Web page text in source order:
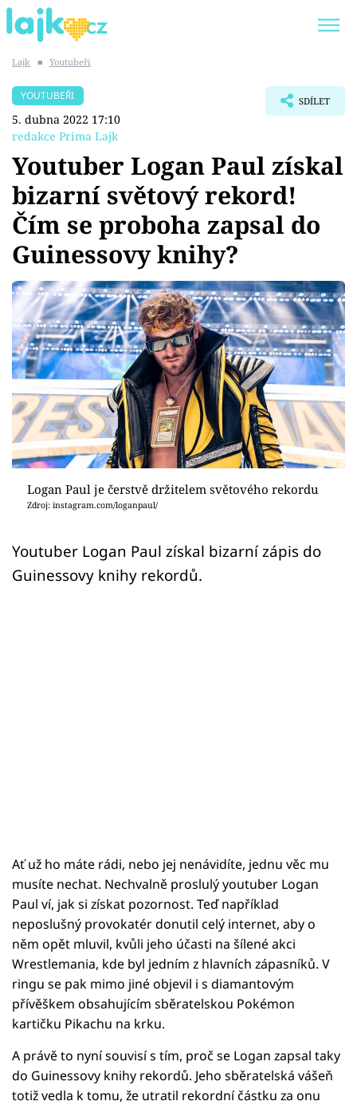
SHOPAHOLICADEL
Témata
Showbyznys
Youtubeři
Virály
Sex a vztahy
Videa
Sledujte prima+
Přihlášení
Sledujte nás
Lajk ■ Youtubeři
YOUTUBEŘI
5. dubna 2022 17:10
redakce Prima Lajk
SDÍLET
Youtuber Logan Paul získal
bizarní světový rekord!
Čím se proboha zapsal do
Guinessovy knihy?
Logan Paul je čerstvě držitelem světového rekordu
Zdroj: instagram.com/loganpaul/
Youtuber Logan Paul získal bizarní zápis do
Guinessovy knihy rekordů.
Ať už ho máte rádi, nebo jej nenávidíte, jednu věc mu
musíte nechat. Nechvalně proslulý youtuber Logan
Paul ví, jak si získat pozornost. Teď například
neposlušný provokatér donutil celý internet, aby o
něm opět mluvil, kvůli jeho účasti na šílené akci
Wrestlemania, kde byl jedním z hlavních zápasníků. V
ringu se pak mimo jiné objevil i s diamantovým
přívěškem obsahujícím sběratelskou Pokémon
kartičku Pikachu na krku.
A právě to nyní souvisí s tím, proč se Logan zapsal taky
do Guinessovy knihy rekordů. Jeho sběratelská vášeň
totiž vedla k tomu, že utratil rekordní částku za onu